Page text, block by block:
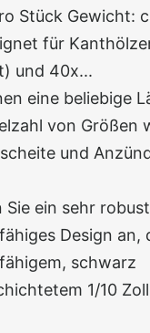
Stück Gewicht:
für
und 40x...
eine beliebige
von Größen
und
Sie ein sehr
Design an,
schwarz
1/10